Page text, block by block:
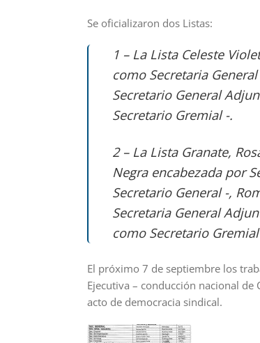
Se oficializaron dos Listas:
1 – La Lista Celeste
como Secretaria
Secretario General
Secretario Gremial -.
2 – La Lista Granate,
Negra encabezada por
Secretario General -,
Secretaria General
como Secretario
El próximo 7 de septiembre los
Ejecutiva – conducción nacional
acto de democracia sindical.